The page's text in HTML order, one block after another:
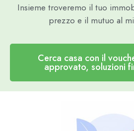
Insieme troveremo il tuo
prezzo e il mutuo al
Cerca casa con il
approvato, soluzioni